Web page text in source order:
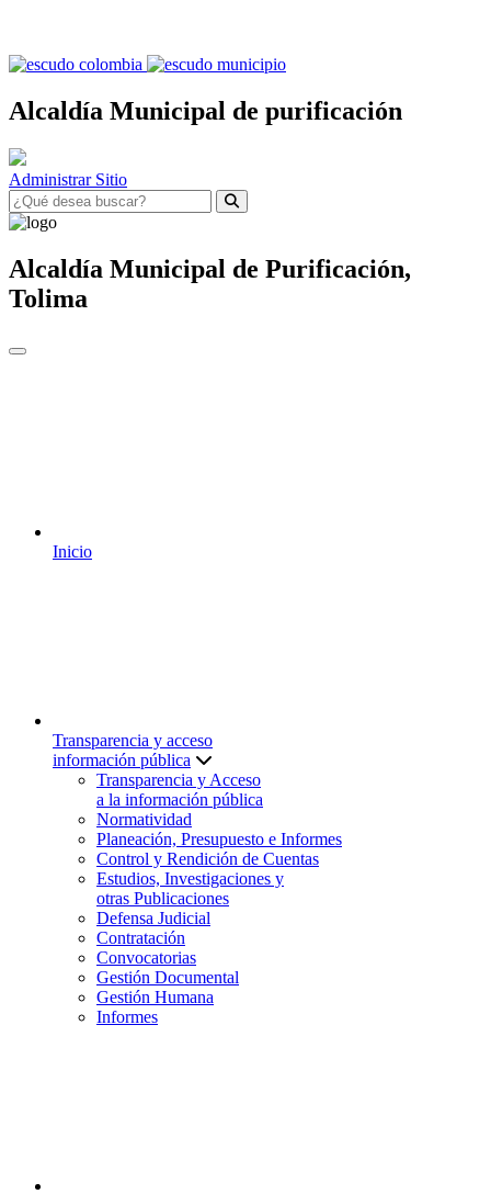
Alcaldía Municipal de purificación
Administrar Sitio
Alcaldía Municipal de Purificación,
Tolima
Inicio
Transparencia y acceso
información pública
Transparencia y Acceso
a la información pública
Normatividad
Planeación, Presupuesto e Informes
Control y Rendición de Cuentas
Estudios, Investigaciones y
otras Publicaciones
Defensa Judicial
Contratación
Convocatorias
Gestión Documental
Gestión Humana
Informes